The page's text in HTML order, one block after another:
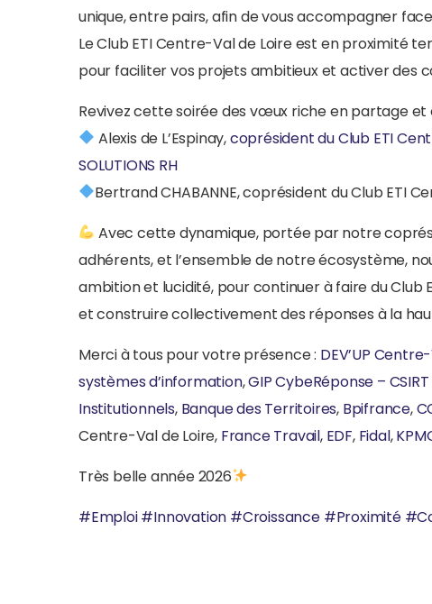
unique, entre pairs, afin de vous accompagner
Le Club ETI Centre-Val de Loire est en proximité
pour faciliter vos projets ambitieux et activer des
Revivez cette soirée des vœux riche en partage
Alexis de L’Espinay,coprésident du Club ETI
SOLUTIONS RH
Bertrand CHABANNE, coprésident du Club ETI
Avec cette dynamique, portée par notre
adhérents, et l’ensemble de notre écosystème,
ambition et lucidité, pour continuer à faire du Club
et construire collectivement des réponses à la
Merci à tous pour votre présence : DEV’UP
systèmes d’information,GIP CybeRéponse –
Institutionnels, Banque des Territoires, Bpifrance,
Centre-Val de Loire, France Travail, EDF, Fidal,
Très belle année 2026
#Emploi#Innovation #Croissance #Proximité #